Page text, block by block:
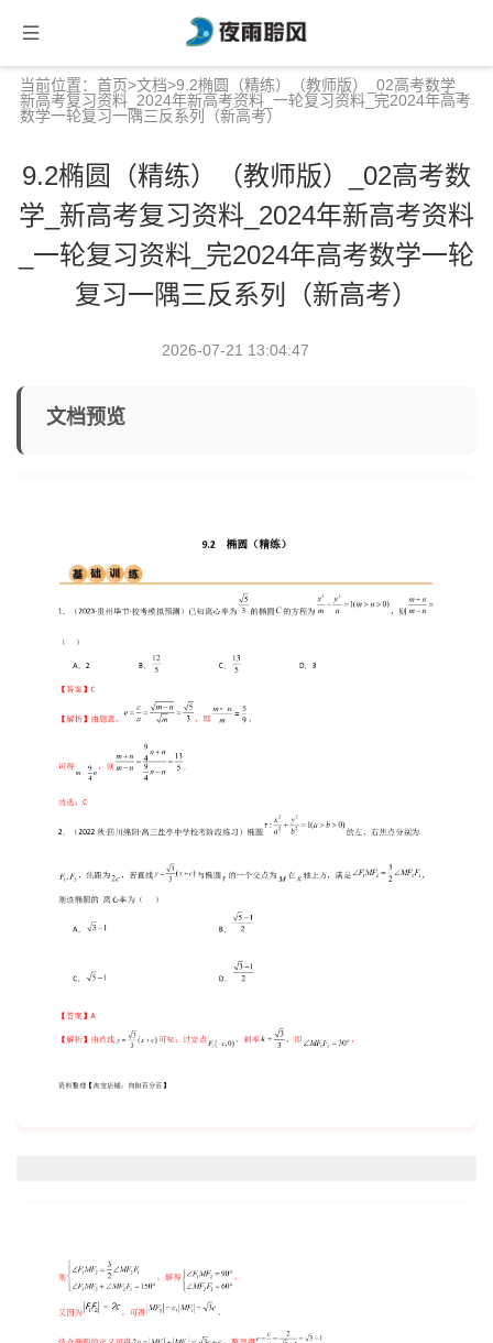
当前位置： 首页>文档>9.2椭圆（精练）（教师版）_02高考数学_
新高考复习资料_2024年新高考资料_一轮复习资料_完2024年高考
数学一轮复习一隅三反系列（新高考）
9.2椭圆（精练）（教师版）_02高考数
学_新高考复习资料_2024年新高考资料
_一轮复习资料_完2024年高考数学一轮
复习一隅三反系列（新高考）
2026-07-21 13:04:47
文档预览